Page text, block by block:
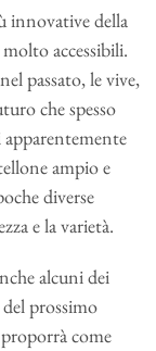
innovative della
accessibili.
passato, le vive,
che spesso
apparentemente
ampio e
diverse
e la varietà.
alcuni dei
prossimo
come